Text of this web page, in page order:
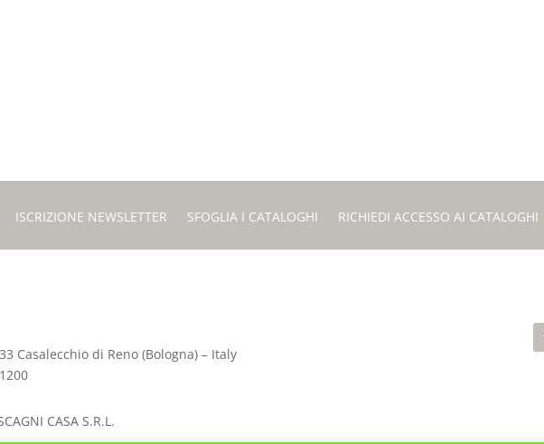
ISCRIZIONE NEWSLETTER SFOGLIA I CATALOGHI RICHIEDI ACCESSO AI CATALOGHI
Casalecchio di Reno (Bologna) – Italy
CASA S.R.L.